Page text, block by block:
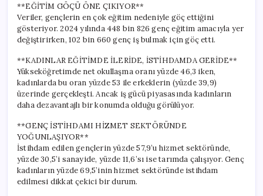
**EĞİTİM GÖÇÜ ÖNE ÇIKIYOR**
Veriler, gençlerin en çok eğitim nedeniyle göç ettiğini
gösteriyor. 2024 yılında 448 bin 826 genç eğitim amacıyla yer
değiştirirken, 102 bin 660 genç iş bulmak için göç etti.
**KADINLAR EĞİTİMDE İLERİDE, İSTİHDAMDA GERİDE**
Yükseköğretimde net okullaşma oranı yüzde 46,3 iken,
kadınlarda bu oran yüzde 53 ile erkeklerin (yüzde 39,9)
üzerinde gerçekleşti. Ancak iş gücü piyasasında kadınların
daha dezavantajlı bir konumda olduğu görülüyor.
**GENÇ İSTİHDAMI HİZMET SEKTÖRÜNDE
YOĞUNLAŞIYOR**
İstihdam edilen gençlerin yüzde 57,9’u hizmet sektöründe,
yüzde 30,5’i sanayide, yüzde 11,6’sı ise tarımda çalışıyor. Genç
kadınların yüzde 69,5’inin hizmet sektöründe istihdam
edilmesi dikkat çekici bir durum.